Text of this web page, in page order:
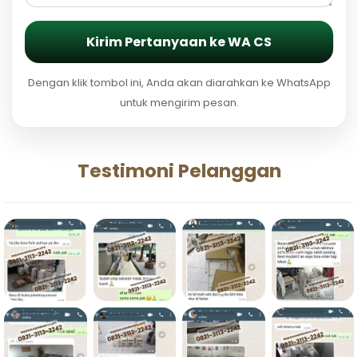
Kirim Pertanyaan ke WA CS
Dengan klik tombol ini, Anda akan diarahkan ke WhatsApp
untuk mengirim pesan.
Testimoni Pelanggan